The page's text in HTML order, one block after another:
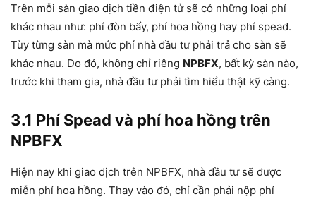
Trên mỗi sàn giao dịch tiền điện tử sẽ có những loại phí
khác nhau như: phí đòn bẩy, phí hoa hồng hay phí spead.
Tùy từng sàn mà mức phí nhà đầu tư phải trả cho sàn sẽ
khác nhau. Do đó, không chỉ riêng NPBFX, bất kỳ sàn nào,
trước khi tham gia, nhà đầu tư phải tìm hiểu thật kỹ càng.
3.1 Phí Spead và phí hoa hồng trên
NPBFX
Hiện nay khi giao dịch trên NPBFX, nhà đầu tư sẽ được
miễn phí hoa hồng. Thay vào đó, chỉ cần phải nộp phí